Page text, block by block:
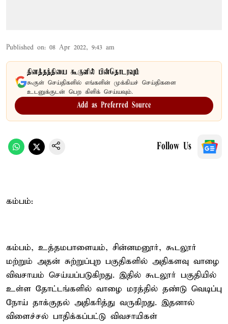
Published on: 08 Apr 2022, 9:43 am
தினத்தந்தியை கூகுளில் பின்தொடரவும்
கூகுள் செய்திகளில் எங்களின் முக்கியச் செய்திகளை
உடனுக்குடன் பெற கிளிக் செய்யவும்.
Add as Preferred Source
Follow Us
கம்பம்:
கம்பம், உத்தமபாளையம், சின்னமனூர், கூடலூர்
மற்றும் அதன் சுற்றுப்புற பகுதிகளில் அதிகளவு வாழை
விவசாயம் செய்யப்படுகிறது. இதில் கூடலூர் பகுதியில்
உள்ள தோட்டங்களில் வாழை மரத்தில் தண்டு வெடிப்பு
நோய் தாக்குதல் அதிகரித்து வருகிறது. இதனால்
விளைச்சல் பாதிக்கப்பட்டு விவசாயிகள்